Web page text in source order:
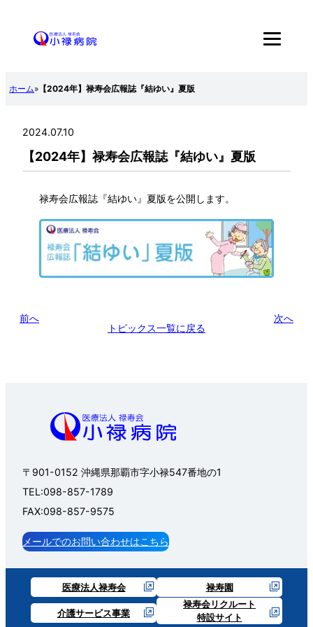
キ
ホーム» 【2024年】禄寿会広報誌『結ゆい』夏版
2024.07.10
【2024年】禄寿会広報誌『結ゆい』夏版
禄寿会広報誌『結ゆい』夏版を公開します。
前へ
トピックス一覧に戻る
次へ
〒901-0152 沖縄県那覇市字小禄547番地の1
TEL:098-857-1789
FAX:098-857-9575
メールでのお問い合わせはこちら
医療法人禄寿会 禄寿園
介護サービス事業
禄寿会リクルート
特設サイト